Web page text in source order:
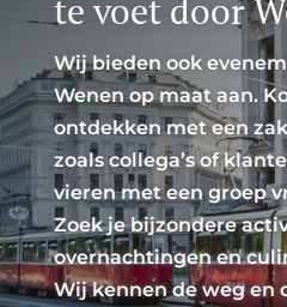
te voet door
Wij bieden ook
Wenen op maat aan.
ontdekken met een
zoals collega’s of
vieren met een groep
Zoek je bijzondere
overnachtingen en
Wij kennen de weg en